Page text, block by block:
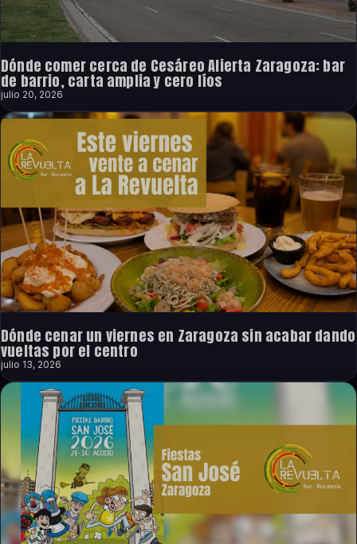
Dónde comer cerca de Cesáreo Alierta Zaragoza: bar
de barrio, carta amplia y cero líos
julio 20, 2026
Dónde cenar un viernes en Zaragoza sin acabar dando
vueltas por el centro
julio 13, 2026